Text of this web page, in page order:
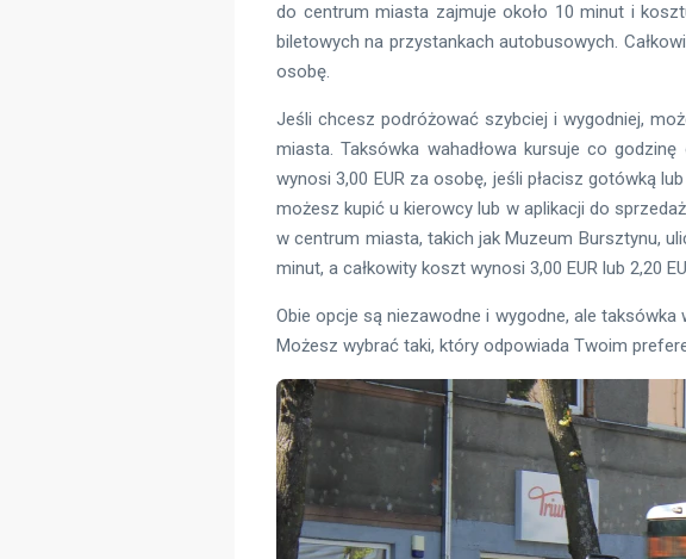
do centrum miasta zajmuje około 10 minut i
biletowych na przystankach autobusowych.
osobę.
Jeśli chcesz podróżować szybciej i wygodniej,
miasta. Taksówka wahadłowa kursuje co
wynosi 3,00 EUR za osobę, jeśli płacisz gotówką
możesz kupić u kierowcy lub w aplikacji do
w centrum miasta, takich jak Muzeum Bursztynu,
minut, a całkowity koszt wynosi 3,00 EUR lub 2,20
Obie opcje są niezawodne i wygodne, ale
Możesz wybrać taki, który odpowiada Twoim